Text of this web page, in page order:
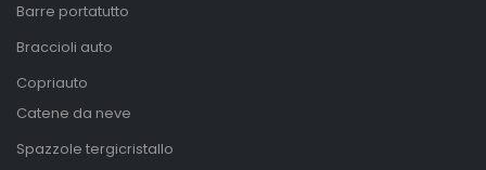
Barre portatutto
Braccioli auto
Copriauto
Catene da neve
Spazzole tergicristallo